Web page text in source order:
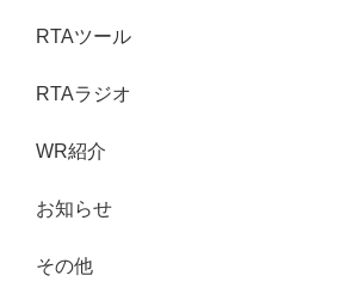
RTAツール
RTAラジオ
WR紹介
お知らせ
その他